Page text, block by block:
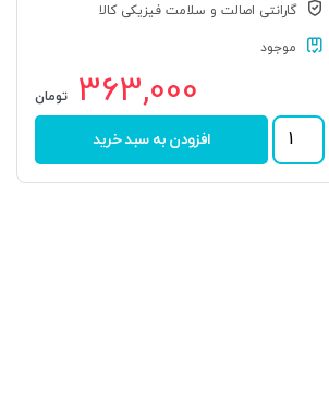
گارانتی اصالت و سلامت فیزیکی کالا
موجود
363,000 تومان
بلبرینگ
عقب
افزودن به سبد خرید